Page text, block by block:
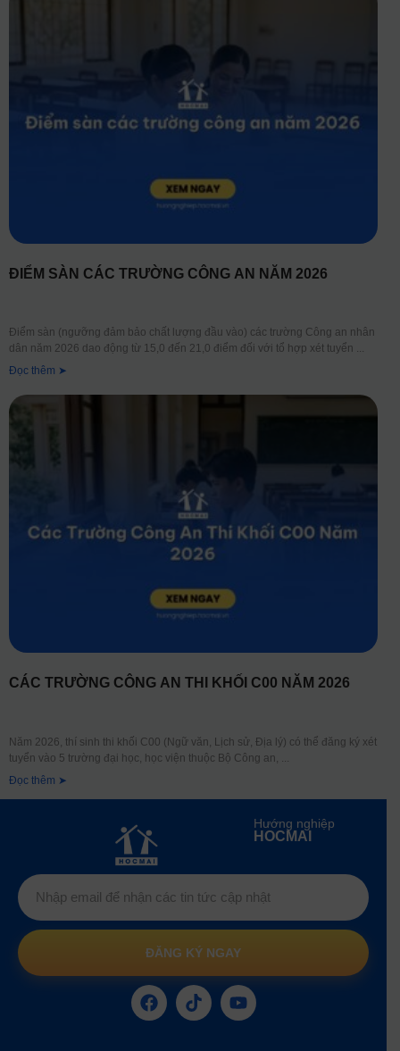
ĐIỂM SÀN CÁC TRƯỜNG CÔNG AN NĂM 2026
Điểm sàn (ngưỡng đảm bảo chất lượng đầu vào) các trường Công an nhân
dân năm 2026 dao động từ 15,0 đến 21,0 điểm đối với tổ hợp xét tuyển
Đọc thêm ➤
CÁC TRƯỜNG CÔNG AN THI KHỐI C00 NĂM 2026
Năm 2026, thí sinh thi khối C00 (Ngữ văn, Lịch sử, Địa lý) có thể đăng ký xét
tuyển vào 5 trường đại học, học viện thuộc Bộ Công an,
Đọc thêm ➤
Hướng nghiệp
HOCMAI
ĐĂNG KÝ NGAY